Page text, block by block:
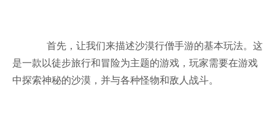
首先，让我们来描述沙漠行僧手游的基本玩法。这
是一款以徒步旅行和冒险为主题的游戏，玩家需要在游戏
中探索神秘的沙漠，并与各种怪物和敌人战斗。